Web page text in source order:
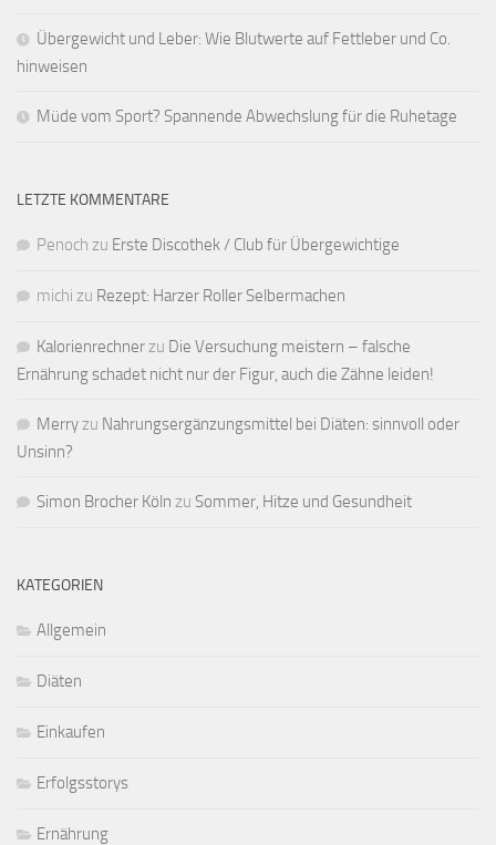
Übergewicht und Leber: Wie Blutwerte auf Fettleber und Co.
hinweisen
Müde vom Sport? Spannende Abwechslung für die Ruhetage
LETZTE KOMMENTARE
Penoch zu Erste Discothek / Club für Übergewichtige
michi zu Rezept: Harzer Roller Selbermachen
Kalorienrechnerzu Die Versuchung meistern – falsche
Ernährung schadet nicht nur der Figur, auch die Zähne leiden!
Merryzu Nahrungsergänzungsmittel bei Diäten: sinnvoll oder
Unsinn?
Simon Brocher Köln zu Sommer, Hitze und Gesundheit
KATEGORIEN
Allgemein
Diäten
Einkaufen
Erfolgsstorys
Ernährung